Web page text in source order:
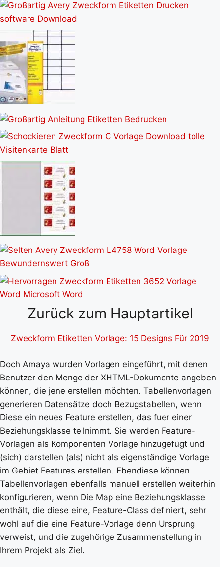
Zurück zum Hauptartikel
Zweckform Etiketten Vorlage: 15 Designs Für 2019
Doch Amaya wurden Vorlagen eingeführt, mit denen
Benutzer den Menge der XHTML-Dokumente angeben
können, die jene erstellen möchten. Tabellenvorlagen
generieren Datensätze doch Bezugstabellen, wenn
Diese ein neues Feature erstellen, das fuer einer
Beziehungsklasse teilnimmt. Sie werden Feature-
Vorlagen als Komponenten Vorlage hinzugefügt und
(sich) darstellen (als) nicht als eigenständige Vorlage
im Gebiet Features erstellen. Ebendiese können
Tabellenvorlagen ebenfalls manuell erstellen weiterhin
konfigurieren, wenn Die Map eine Beziehungsklasse
enthält, die diese eine, Feature-Class definiert, sehr
wohl auf die eine Feature-Vorlage denn Ursprung
verweist, und die zugehörige Zusammenstellung in
Ihrem Projekt als Ziel.